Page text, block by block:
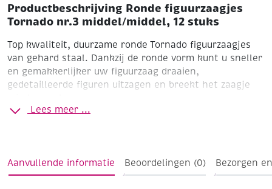
Productbeschrijving Ronde figuurzaagjes
Tornado nr.3 middel/middel, 12 stuks
Top kwaliteit, duurzame ronde Tornado figuurzaagjes
van gehard staal. Dankzij de ronde vorm kunt u sneller
en gemakkerlijker uw figuurzaag draaien,
gedetailleerde figuren uitzagen en breekt het zaagje
Lees meer ...
Aanvullende informatie Beoordelingen (0) Bezorgen